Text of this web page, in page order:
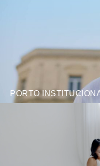
PORTO